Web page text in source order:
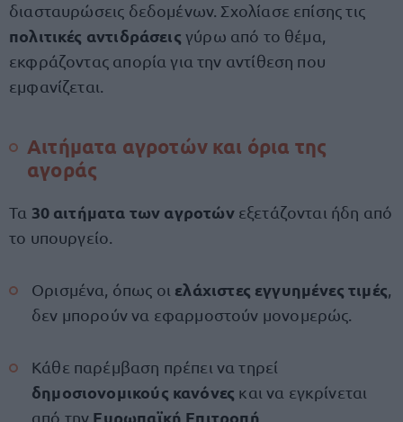
διασταυρώσεις δεδομένων. Σχολίασε επίσης τις
πολιτικές αντιδράσεις γύρω από το θέμα,
εκφράζοντας απορία για την αντίθεση που
εμφανίζεται.
Αιτήματα αγροτών και όρια της
αγοράς
Τα 30 αιτήματα των αγροτώνεξετάζονται ήδη από
το υπουργείο.
Ορισμένα, όπως οι ελάχιστες εγγυημένες τιμές
δεν μπορούν να εφαρμοστούν μονομερώς.
Κάθε παρέμβαση πρέπει να τηρεί
δημοσιονομικούς κανόνες και να εγκρίνεται
από την Ευρωπαϊκή Επιτροπή